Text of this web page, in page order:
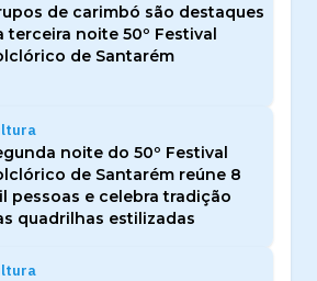
de carimbó são destaques
terceira noite 50º Festival
de Santarém
noite do 50º Festival
de Santarém reúne 8
pessoas e celebra tradição
quadrilhas estilizadas